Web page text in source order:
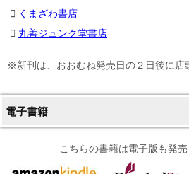
くまざわ書店
丸善ジュンク堂書店
※新刊は、おおむね発売日の２日後に店
電子書籍
こちらの書籍は電子版も発売